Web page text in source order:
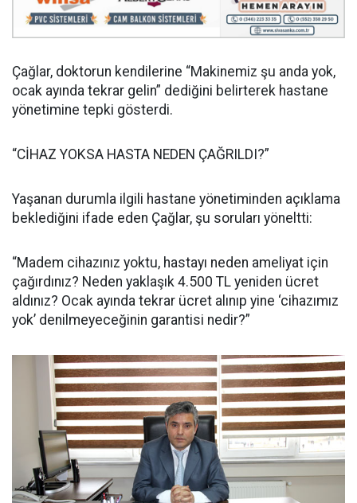
Çağlar, doktorun kendilerine “Makinemiz şu anda yok,
ocak ayında tekrar gelin” dediğini belirterek hastane
yönetimine tepki gösterdi.
“CİHAZ YOKSA HASTA NEDEN ÇAĞRILDI?”
Yaşanan durumla ilgili hastane yönetiminden açıklama
beklediğini ifade eden Çağlar, şu soruları yöneltti:
“Madem cihazınız yoktu, hastayı neden ameliyat için
çağırdınız? Neden yaklaşık 4.500 TL yeniden ücret
aldınız? Ocak ayında tekrar ücret alınıp yine ‘cihazımız
yok’ denilmeyeceğinin garantisi nedir?”